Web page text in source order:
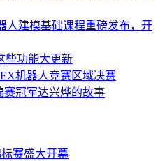
人建模基础课程重磅发布，开
些功能大更新
机器人竞赛区域决赛
赛冠军达兴烨的故事
赛盛大开幕